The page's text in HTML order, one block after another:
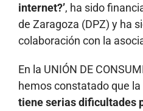
internet?’, ha sido
de Zaragoza (DPZ) y ha
colaboración con la
En la UNIÓN DE
hemos constatado que la
tiene serias dificultades